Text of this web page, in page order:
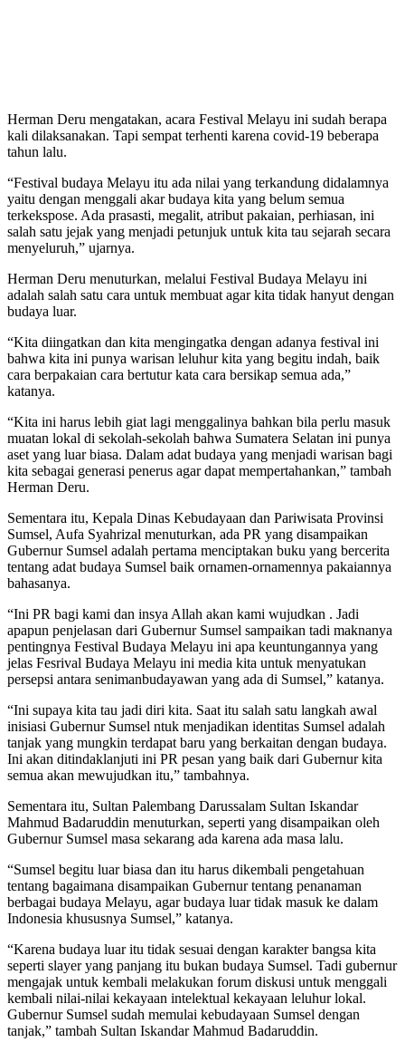
Herman Deru mengatakan, acara Festival Melayu ini sudah berapa
kali dilaksanakan. Tapi sempat terhenti karena covid-19 beberapa
tahun lalu.
“Festival budaya Melayu itu ada nilai yang terkandung didalamnya
yaitu dengan menggali akar budaya kita yang belum semua
terkekspose. Ada prasasti, megalit, atribut pakaian, perhiasan, ini
salah satu jejak yang menjadi petunjuk untuk kita tau sejarah secara
menyeluruh,” ujarnya.
Herman Deru menuturkan, melalui Festival Budaya Melayu ini
adalah salah satu cara untuk membuat agar kita tidak hanyut dengan
budaya luar.
“Kita diingatkan dan kita mengingatka dengan adanya festival ini
bahwa kita ini punya warisan leluhur kita yang begitu indah, baik
cara berpakaian cara bertutur kata cara bersikap semua ada,”
katanya.
“Kita ini harus lebih giat lagi menggalinya bahkan bila perlu masuk
muatan lokal di sekolah-sekolah bahwa Sumatera Selatan ini punya
aset yang luar biasa. Dalam adat budaya yang menjadi warisan bagi
kita sebagai generasi penerus agar dapat mempertahankan,” tambah
Herman Deru.
Sementara itu, Kepala Dinas Kebudayaan dan Pariwisata Provinsi
Sumsel, Aufa Syahrizal menuturkan, ada PR yang disampaikan
Gubernur Sumsel adalah pertama menciptakan buku yang bercerita
tentang adat budaya Sumsel baik ornamen-ornamennya pakaiannya
bahasanya.
“Ini PR bagi kami dan insya Allah akan kami wujudkan . Jadi
apapun penjelasan dari Gubernur Sumsel sampaikan tadi maknanya
pentingnya Festival Budaya Melayu ini apa keuntungannya yang
jelas Fesrival Budaya Melayu ini media kita untuk menyatukan
persepsi antara senimanbudayawan yang ada di Sumsel,” katanya.
“Ini supaya kita tau jadi diri kita. Saat itu salah satu langkah awal
inisiasi Gubernur Sumsel ntuk menjadikan identitas Sumsel adalah
tanjak yang mungkin terdapat baru yang berkaitan dengan budaya.
Ini akan ditindaklanjuti ini PR pesan yang baik dari Gubernur kita
semua akan mewujudkan itu,” tambahnya.
Sementara itu, Sultan Palembang Darussalam Sultan Iskandar
Mahmud Badaruddin menuturkan, seperti yang disampaikan oleh
Gubernur Sumsel masa sekarang ada karena ada masa lalu.
“Sumsel begitu luar biasa dan itu harus dikembali pengetahuan
tentang bagaimana disampaikan Gubernur tentang penanaman
berbagai budaya Melayu, agar budaya luar tidak masuk ke dalam
Indonesia khususnya Sumsel,” katanya.
“Karena budaya luar itu tidak sesuai dengan karakter bangsa kita
seperti slayer yang panjang itu bukan budaya Sumsel. Tadi gubernur
mengajak untuk kembali melakukan forum diskusi untuk menggali
kembali nilai-nilai kekayaan intelektual kekayaan leluhur lokal.
Gubernur Sumsel sudah memulai kebudayaan Sumsel dengan
tanjak,” tambah Sultan Iskandar Mahmud Badaruddin.